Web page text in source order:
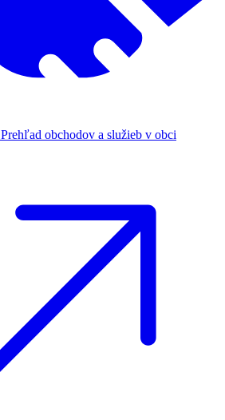
Prehľad obchodov a služieb v obci